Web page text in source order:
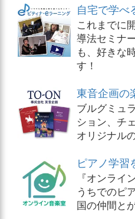
自宅で学べ
これまでに
導法セミナ
も、好きな
す！
東音企画の
ブルグミュ
ション、チ
オリジナル
ピアノ学習
『オンライ
うちでのピ
国の仲間と